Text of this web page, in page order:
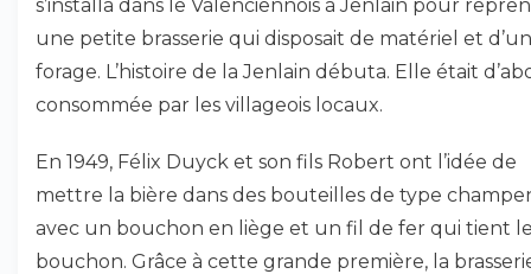
s’installa dans le Valenciennois à Jenlain pour
une petite brasserie qui disposait de matériel et d’un
forage. L’histoire de la Jenlain débuta. Elle était
consommée par les villageois locaux.
En 1949, Félix Duyck et son fils Robert ont l’idée de
mettre la bière dans des bouteilles de type
avec un bouchon en liège et un fil de fer qui tient
bouchon. Grâce à cette grande première, la